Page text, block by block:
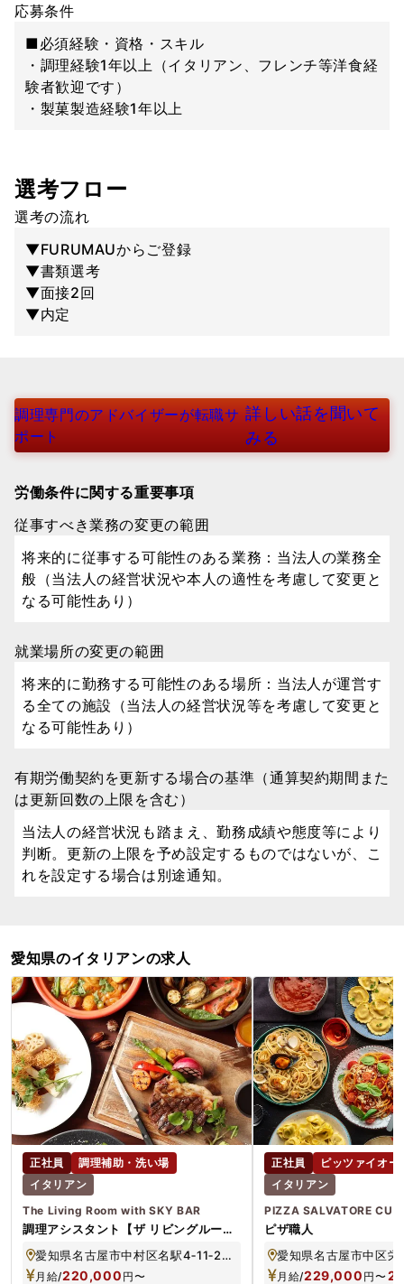
応募条件
■必須経験・資格・スキル
・調理経験1年以上（イタリアン、フレンチ等洋食経
験者歓迎です）
・製菓製造経験1年以上
選考フロー
選考の流れ
▼FURUMAUからご登録
▼書類選考
▼面接2回
▼内定
調理専門のアドバイザーが転職サ
ポート
詳しい話を聞いて
みる
労働条件に関する重要事項
従事すべき業務の変更の範囲
将来的に従事する可能性のある業務：当法人の業務全
般（当法人の経営状況や本人の適性を考慮して変更と
なる可能性あり）
就業場所の変更の範囲
将来的に勤務する可能性のある場所：当法人が運営す
る全ての施設（当法人の経営状況等を考慮して変更と
なる可能性あり）
有期労働契約を更新する場合の基準（通算契約期間また
は更新回数の上限を含む）
当法人の経営状況も踏まえ、勤務成績や態度等により
判断。更新の上限を予め設定するものではないが、こ
れを設定する場合は別途通知。
愛知県のイタリアンの求人
正社員
調理補助・洗い場
イタリアン
The Living Room with SKY BAR
調理アシスタント【ザ リビングルーム
ウィズ スカイバー】
愛知県名古屋市中村区名駅4‐11‐27 シンフォニー豊田ビル 三井ガーデンホテル名古屋プレミア 18階
月給/220,000 円〜
正社員
ピッツァイオ
イタリアン
PIZZA SALVATORE
ピザ職人
月給/229,000 円〜